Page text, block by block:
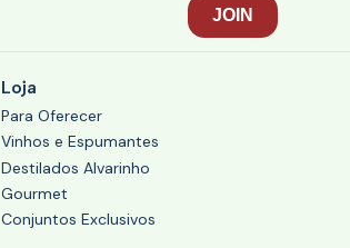
Loja
Para Oferecer
Vinhos e Espumantes
Destilados Alvarinho
Gourmet
Conjuntos Exclusivos